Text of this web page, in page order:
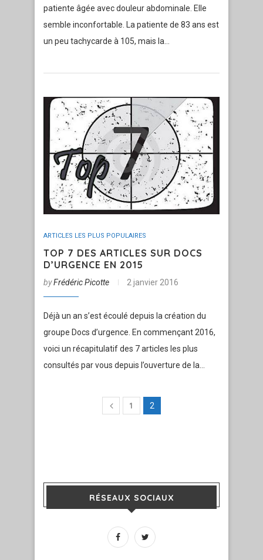
patiente âgée avec douleur abdominale. Elle
semble inconfortable. La patiente de 83 ans est
un peu tachycarde à 105, mais la…
ARTICLES LES PLUS POPULAIRES
TOP 7 DES ARTICLES SUR DOCS
D’URGENCE EN 2015
byFrédéric Picotte 2 janvier 2016
Déjà un an s’est écoulé depuis la création du
groupe Docs d’urgence. En commençant 2016,
voici un récapitulatif des 7 articles les plus
consultés par vous depuis l’ouverture de la…
1 2
RÉSEAUX SOCIAUX